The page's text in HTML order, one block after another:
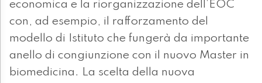
economica e la riorganizzazione dell’EOC
con, ad esempio, il rafforzamento del
modello di Istituto che fungerà da importante
anello di congiunzione con il nuovo Master in
biomedicina. La scelta della nuova